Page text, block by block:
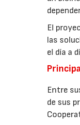
El
las
el día a
Entre
de sus